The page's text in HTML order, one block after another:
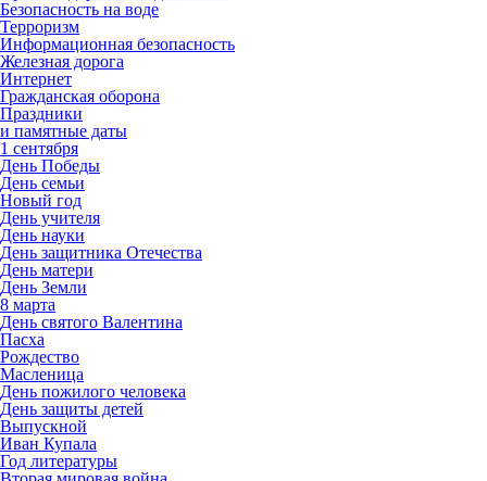
Безопасность на воде
Терроризм
Информационная безопасность
Железная дорога
Интернет
Гражданская оборона
Праздники
и памятные даты
1 сентября
День Победы
День семьи
Новый год
День учителя
День науки
День защитника Отечества
День матери
День Земли
8 марта
День святого Валентина
Пасха
Рождество
Масленица
День пожилого человека
День защиты детей
Выпускной
Иван Купала
Год литературы